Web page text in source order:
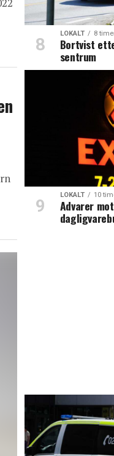
LOKALT 8
Bortvist
sentrum
LOKALT 10
Advarer